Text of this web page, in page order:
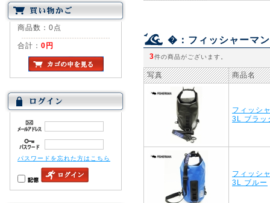
商品数：0点
合計： 0円
パスワードを忘れた方はこちら
�：フィッシャーマン
3件の商品がございます。
写真 商品名
フィッシ
3L ブラッ
フィッシ
3L ブルー